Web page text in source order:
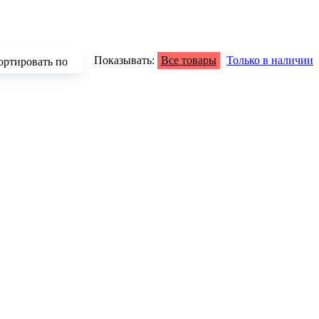
по Показывать: Все товары Только в наличии